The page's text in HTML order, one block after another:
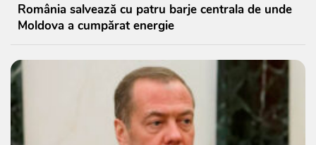
România salvează cu patru barje centrala de unde
Moldova a cumpărat energie